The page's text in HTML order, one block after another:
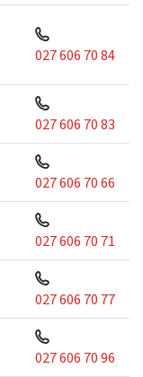
027 606 70 84
027 606 70 83
027 606 70 66
027 606 70 71
027 606 70 77
027 606 70 96